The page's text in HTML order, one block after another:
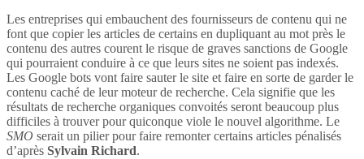
Les entreprises qui embauchent des fournisseurs de contenu qui ne
font que copier les articles de certains en dupliquant au mot près le
contenu des autres courent le risque de graves sanctions de Google
qui pourraient conduire à ce que leurs sites ne soient pas indexés.
Les Google bots vont faire sauter le site et faire en sorte de garder le
contenu caché de leur moteur de recherche. Cela signifie que les
résultats de recherche organiques convoités seront beaucoup plus
difficiles à trouver pour quiconque viole le nouvel algorithme. Le
SMO serait un pilier pour faire remonter certains articles pénalisés
d’après Sylvain Richard.